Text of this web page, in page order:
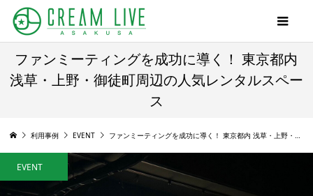
ファンミーティングを成功に導く！ 東京都内
浅草・上野・御徒町周辺の人気レンタルスペー
ス
利用事例 EVENT ファンミーティングを成功に導く！ 東京都内 浅草・上野・御徒町周辺の人気レンタルスペース
EVENT